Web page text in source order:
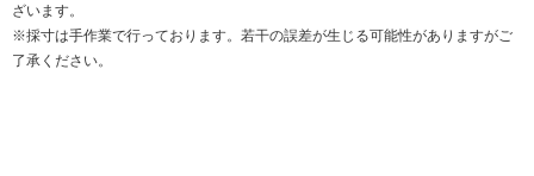
ざいます。
※採寸は手作業で行っております。若干の誤差が生じる可能性がありますがご
了承ください。